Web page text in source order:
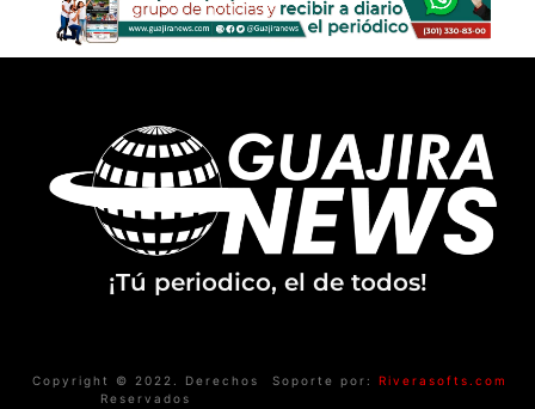
¡Tú periodico, el de todos!
Copyright © 2022. Derechos
Reservados
Soporte por: Riverasofts.com